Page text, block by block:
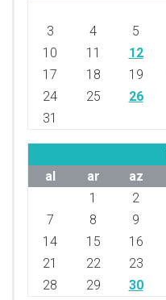
3
4 5
10
11 12
17
18 19
24
25 26
31
al
ar az
1
2
7
8 9
14
15 16
21
22 23
28
29 30